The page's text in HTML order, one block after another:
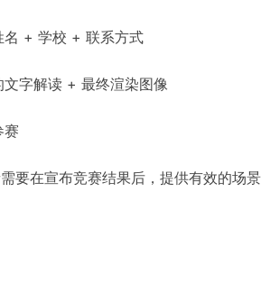
名 + 学校 + 联系方式
文字解读 + 最终渲染图像
赛
需要在宣布竞赛结果后，提供有效的场